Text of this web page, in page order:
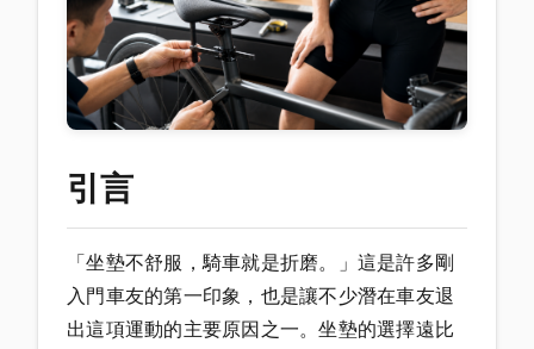
引言
「坐墊不舒服，騎車就是折磨。」這是許多剛
入門車友的第一印象，也是讓不少潛在車友退
出這項運動的主要原因之一。坐墊的選擇遠比